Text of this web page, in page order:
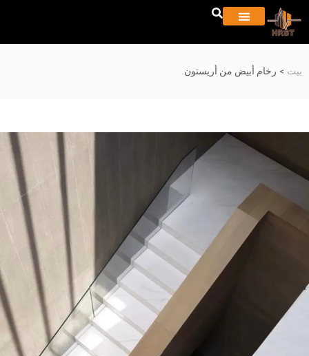
بيت > رخام أبيض من أريستون